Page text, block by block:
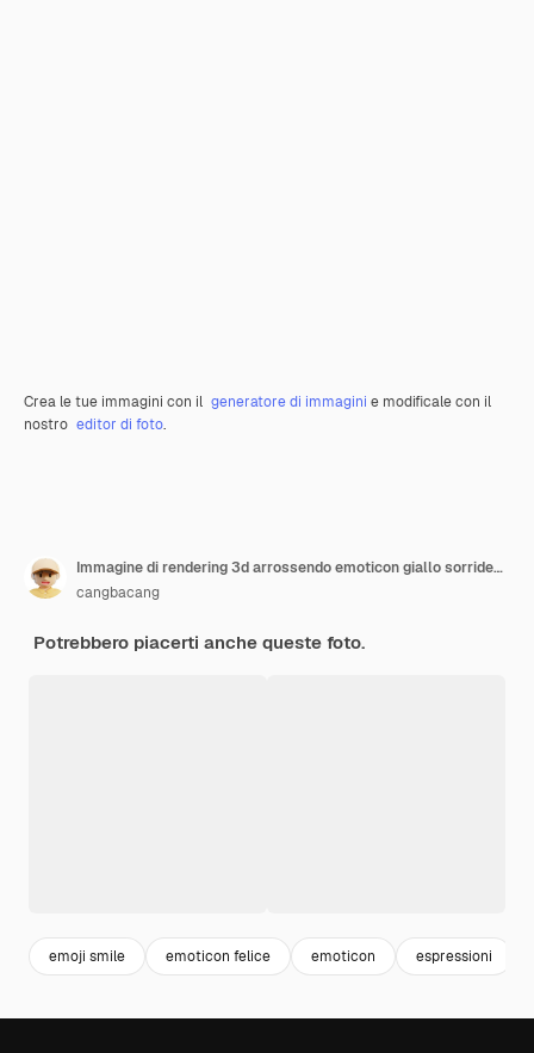
Crea le tue immagini con il generatore di immagini e modificale con il
nostro editor di foto.
Immagine di rendering 3d arrossendo emoticon giallo sorridente isolato con sfondo bianco
cangbacang
Potrebbero piacerti anche queste foto.
emoji smile emoticon felice emoticon espressioni